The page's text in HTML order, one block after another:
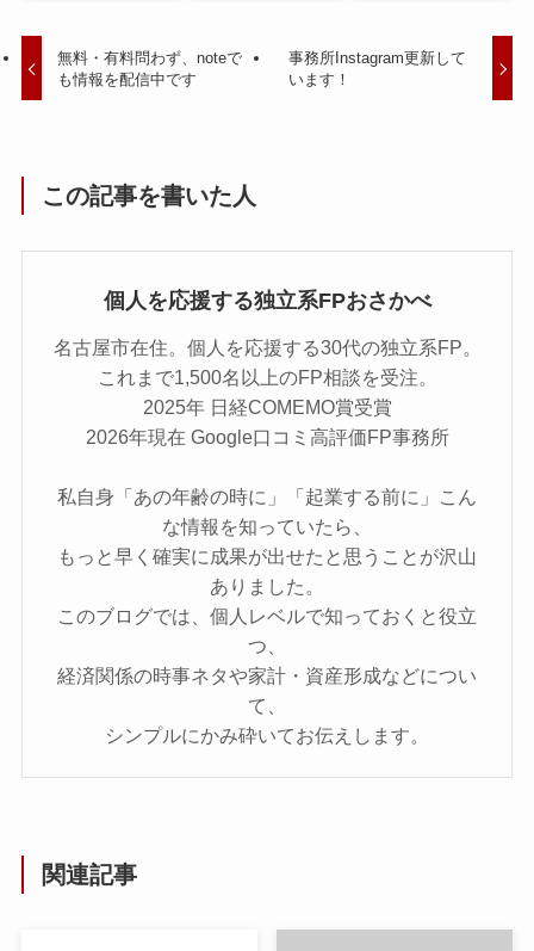
無料・有料問わず、noteで
も情報を配信中です
事務所Instagram更新して
います！
この記事を書いた人
個人を応援する独立系FPおさかべ
名古屋市在住。個人を応援する30代の独立系FP。
これまで1,500名以上のFP相談を受注。
2025年 日経COMEMO賞受賞
2026年現在 Google口コミ高評価FP事務所
私自身「あの年齢の時に」「起業する前に」こん
な情報を知っていたら、
もっと早く確実に成果が出せたと思うことが沢山
ありました。
このブログでは、個人レベルで知っておくと役立
つ、
経済関係の時事ネタや家計・資産形成などについ
て、
シンプルにかみ砕いてお伝えします。
関連記事